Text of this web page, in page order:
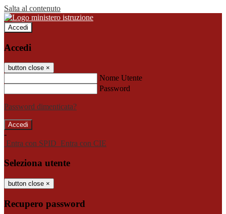
Salta al contenuto
Accedi
Accedi
button close ×
Nome Utente
Password
Password dimenticata?
-
Entra con SPID Entra con CIE
Seleziona utente
button close ×
Recupero password